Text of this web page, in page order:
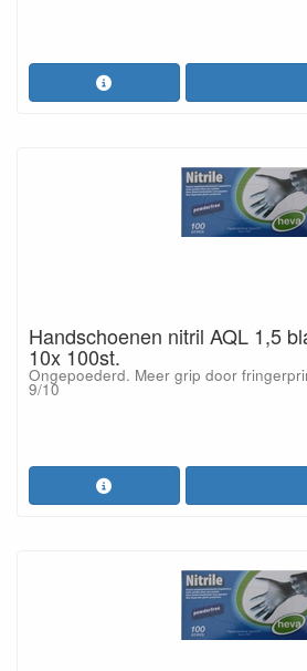
Handschoenen nitril AQL 1,5
10x 100st.
Ongepoederd. Meer grip door
9/10